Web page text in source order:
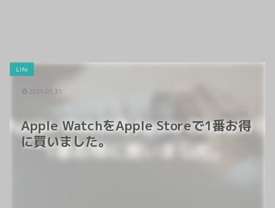
Apple WatchをApple Storeで1番お得
に買いました。
Life
2021.01.31